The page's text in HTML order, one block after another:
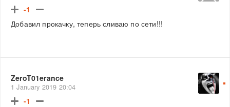
-1
Добавил прокачку, теперь сливаю по сети!!!
ZeroT01erance
1 January 2019 20:04
-1